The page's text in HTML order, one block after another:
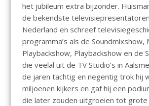
het jubileum extra bijzonder.
de bekendste
Nederland en schreef
programma’s als de Soundmixshow,
Playbackshow, Playbackshow en de
die veelal uit de TV Studio’s in
de jaren tachtig en negentig trok hij
miljoenen kijkers en gaf hij een
die later zouden uitgroeien tot